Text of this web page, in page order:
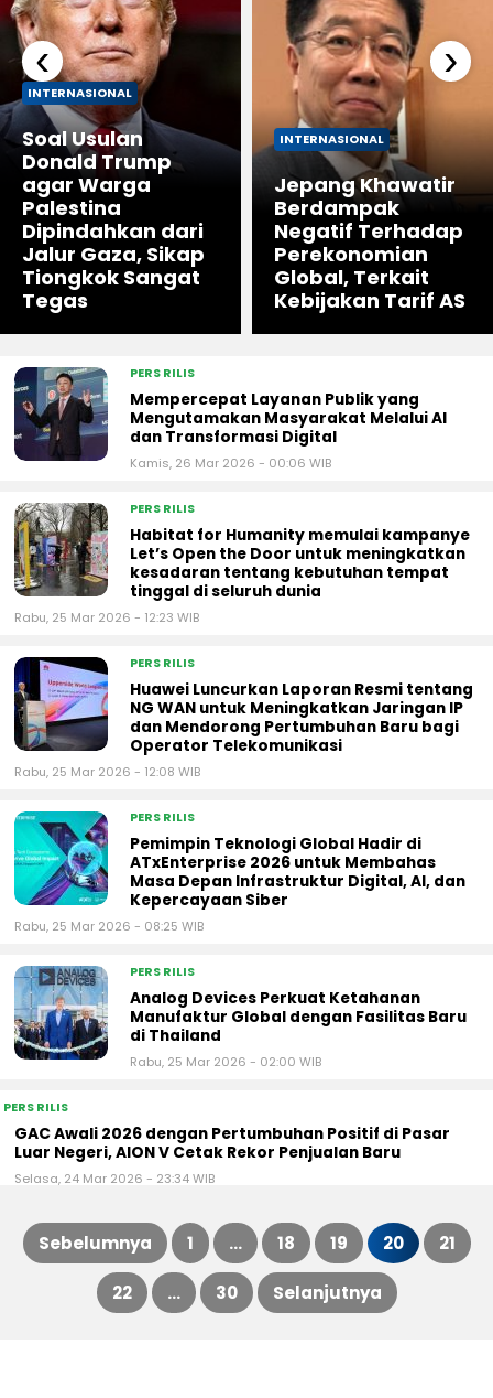
INTERNASIONAL
Soal Usulan
Donald Trump
agar Warga
Palestina
Dipindahkan dari
Jalur Gaza, Sikap
Tiongkok Sangat
Tegas
INTERNASIONAL
Jepang Khawatir
Berdampak
Negatif Terhadap
Perekonomian
Global, Terkait
Kebijakan Tarif AS
‹ ›
PERS RILIS
Mempercepat Layanan Publik yang
Mengutamakan Masyarakat Melalui AI
dan Transformasi Digital
Kamis, 26 Mar 2026 - 00:06 WIB
PERS RILIS
Habitat for Humanity memulai kampanye
Let’s Open the Door untuk meningkatkan
kesadaran tentang kebutuhan tempat
tinggal di seluruh dunia
Rabu, 25 Mar 2026 - 12:23 WIB
PERS RILIS
Huawei Luncurkan Laporan Resmi tentang
NG WAN untuk Meningkatkan Jaringan IP
dan Mendorong Pertumbuhan Baru bagi
Operator Telekomunikasi
Rabu, 25 Mar 2026 - 12:08 WIB
PERS RILIS
Pemimpin Teknologi Global Hadir di
ATxEnterprise 2026 untuk Membahas
Masa Depan Infrastruktur Digital, AI, dan
Kepercayaan Siber
Rabu, 25 Mar 2026 - 08:25 WIB
PERS RILIS
Analog Devices Perkuat Ketahanan
Manufaktur Global dengan Fasilitas Baru
di Thailand
Rabu, 25 Mar 2026 - 02:00 WIB
PERS RILIS
GAC Awali 2026 dengan Pertumbuhan Positif di Pasar
Luar Negeri, AION V Cetak Rekor Penjualan Baru
Selasa, 24 Mar 2026 - 23:34 WIB
Paginasi
Sebelumnya 1 … 18 19 20 21
22 … 30 Selanjutnya